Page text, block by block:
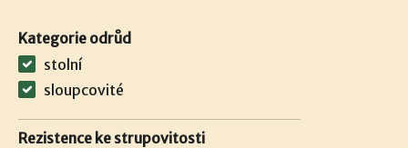
Kategorie odrůd
stolní
sloupcovité
Rezistence ke strupovitosti